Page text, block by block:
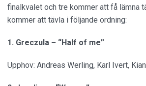
finalkvalet och tre kommer att få lämna
kommer att tävla i följande ordning:
1. Greczula – “Half of me”
Upphov: Andreas Werling, Karl Ivert,